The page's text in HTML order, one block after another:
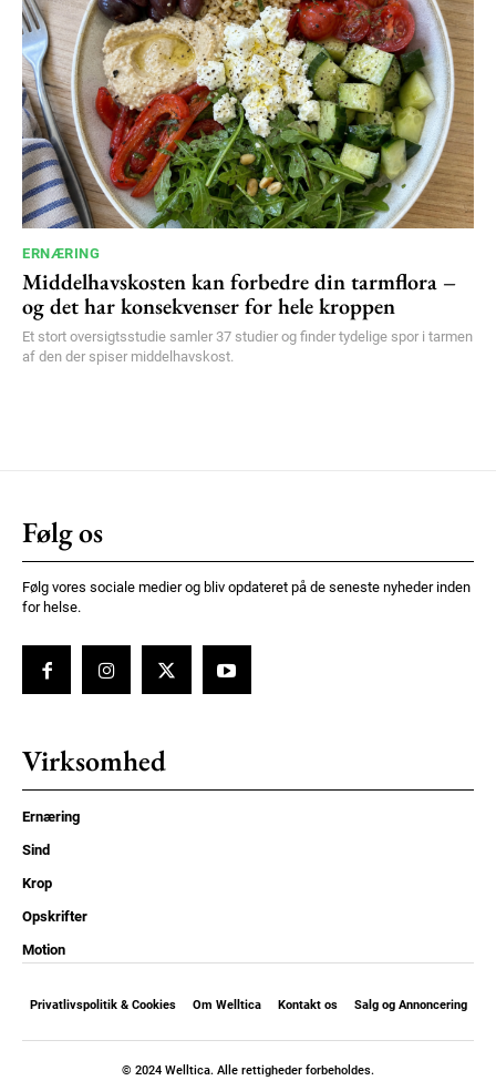
ERNÆRING
Middelhavskosten kan forbedre din tarmflora –
og det har konsekvenser for hele kroppen
Et stort oversigtsstudie samler 37 studier og finder tydelige spor i tarmen
af den der spiser middelhavskost.
Følg os
Følg vores sociale medier og bliv opdateret på de seneste nyheder inden
for helse.
Virksomhed
Ernæring
Sind
Krop
Opskrifter
Motion
Privatlivspolitik & Cookies Om Welltica Kontakt os Salg og Annoncering
© 2024 Welltica. Alle rettigheder forbeholdes.